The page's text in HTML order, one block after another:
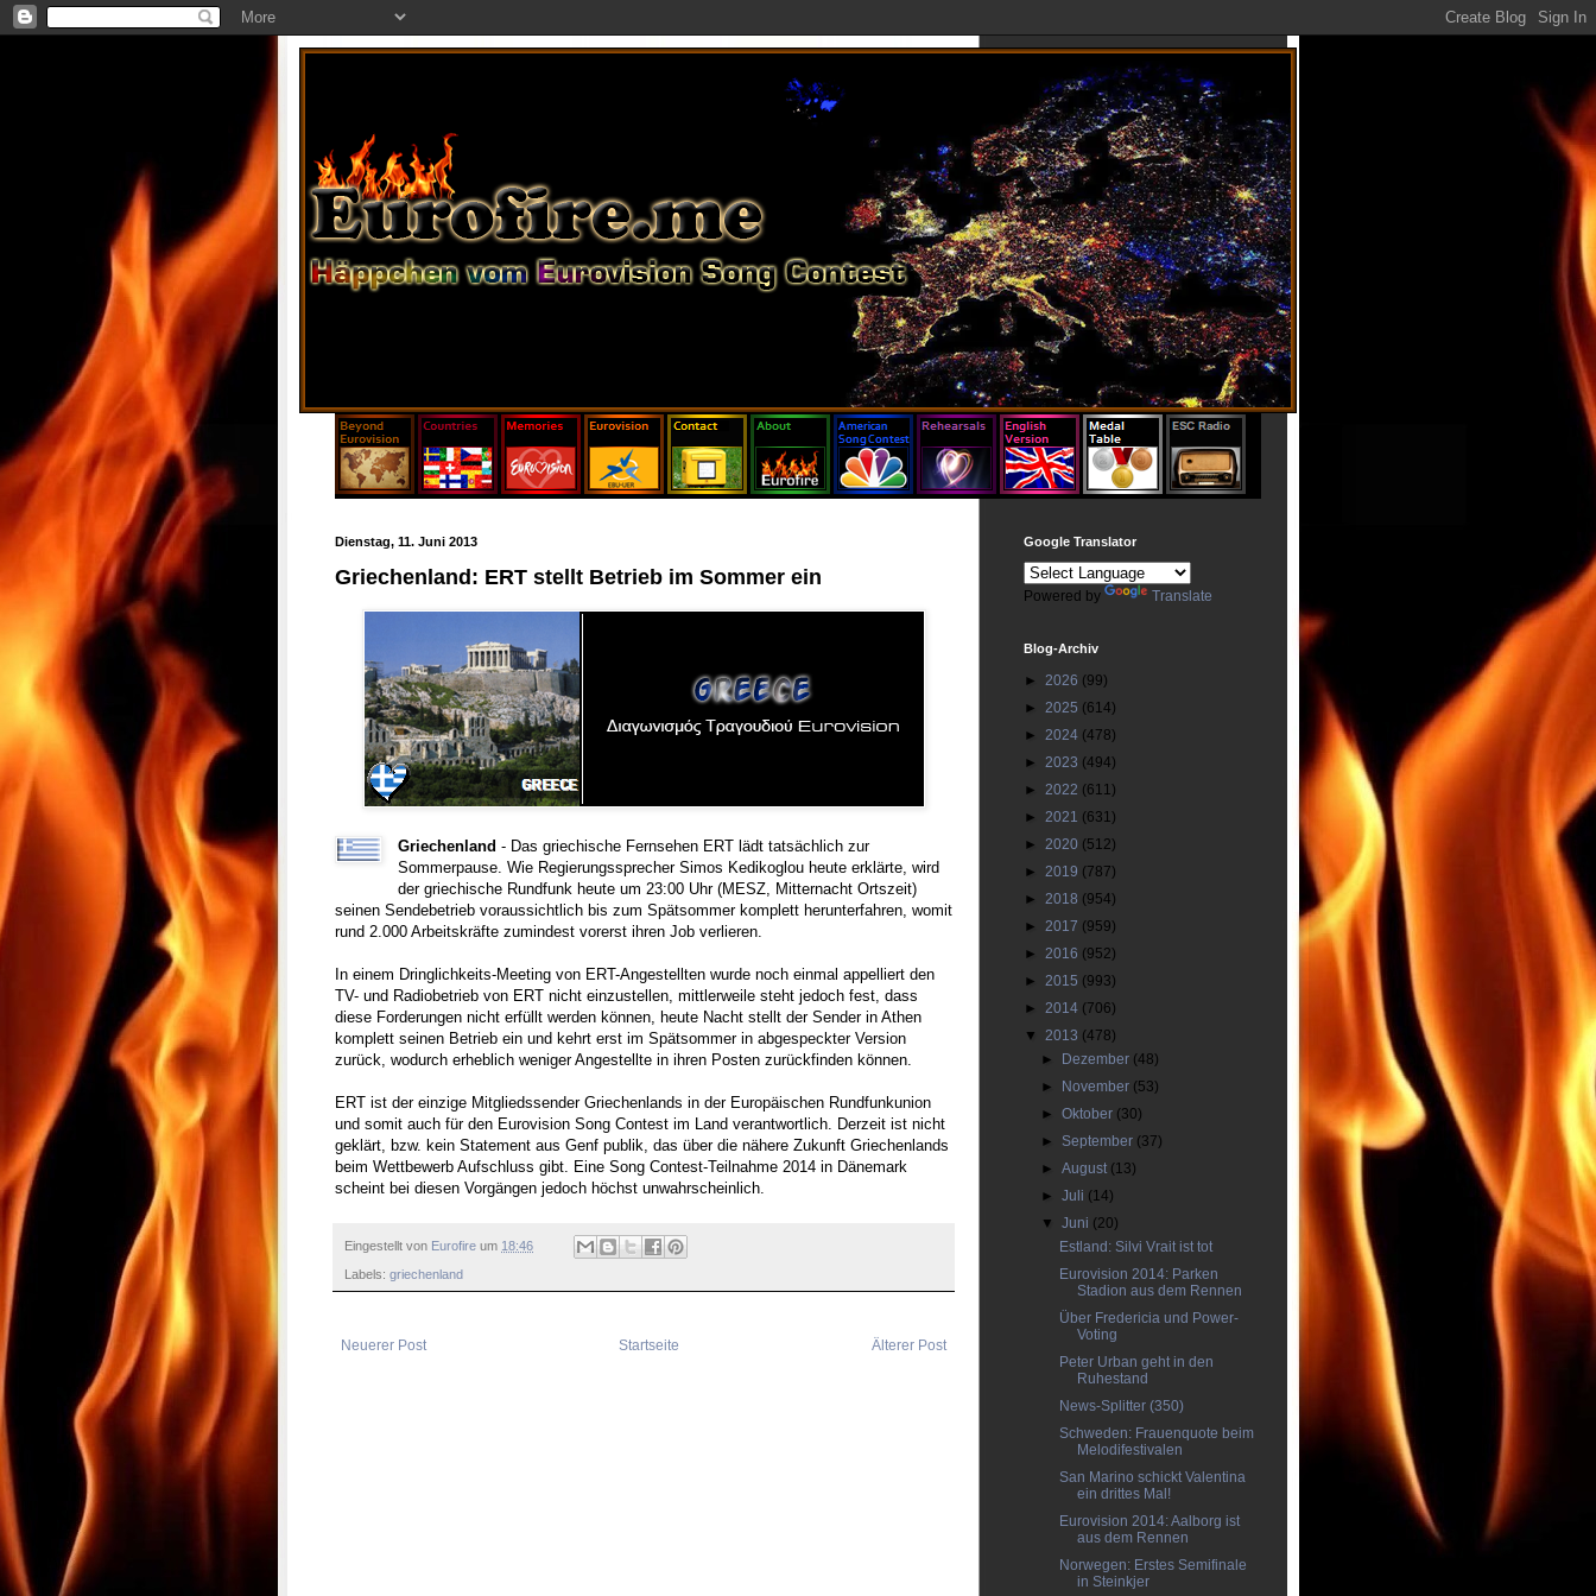
Dienstag, 11. Juni 2013
Griechenland: ERT stellt Betrieb im Sommer ein
Griechenland - Das griechische Fernsehen ERT lädt tatsächlich zur
Sommerpause. Wie Regierungssprecher Simos Kedikoglou heute erklärte, wird
der griechische Rundfunk heute um 23:00 Uhr (MESZ, Mitternacht Ortszeit)
seinen Sendebetrieb voraussichtlich bis zum Spätsommer komplett herunterfahren, womit
rund 2.000 Arbeitskräfte zumindest vorerst ihren Job verlieren.
In einem Dringlichkeits-Meeting von ERT-Angestellten wurde noch einmal appelliert den
TV- und Radiobetrieb von ERT nicht einzustellen, mittlerweile steht jedoch fest, dass
diese Forderungen nicht erfüllt werden können, heute Nacht stellt der Sender in Athen
komplett seinen Betrieb ein und kehrt erst im Spätsommer in abgespeckter Version
zurück, wodurch erheblich weniger Angestellte in ihren Posten zurückfinden können.
ERT ist der einzige Mitgliedssender Griechenlands in der Europäischen Rundfunkunion
und somit auch für den Eurovision Song Contest im Land verantwortlich. Derzeit ist nicht
geklärt, bzw. kein Statement aus Genf publik, das über die nähere Zukunft Griechenlands
beim Wettbewerb Aufschluss gibt. Eine Song Contest-Teilnahme 2014 in Dänemark
scheint bei diesen Vorgängen jedoch höchst unwahrscheinlich.
Eingestellt von Eurofire um 18:46
Labels: griechenland
Neuerer Post Älterer Post
Startseite
Google Translator
Powered by Translate
Blog-Archiv
► 2026 (99)
► 2025 (614)
► 2024 (478)
► 2023 (494)
► 2022 (611)
► 2021 (631)
► 2020 (512)
► 2019 (787)
► 2018 (954)
► 2017 (959)
► 2016 (952)
► 2015 (993)
► 2014 (706)
▼ 2013 (478)
►
Dezember (48)
►
November (53)
►Oktober (30)
► September (37)
►August (13)
►Juli (14)
▼Juni (20)
Estland: Silvi Vrait ist tot
Eurovision 2014: Parken
Stadion aus dem Rennen
Über Fredericia und Power-
Voting
Peter Urban geht in den
Ruhestand
News-Splitter (350)
Schweden: Frauenquote beim
Melodifestivalen
San Marino schickt Valentina
ein drittes Mal!
Eurovision 2014: Aalborg ist
aus dem Rennen
Norwegen: Erstes Semifinale
in Steinkjer